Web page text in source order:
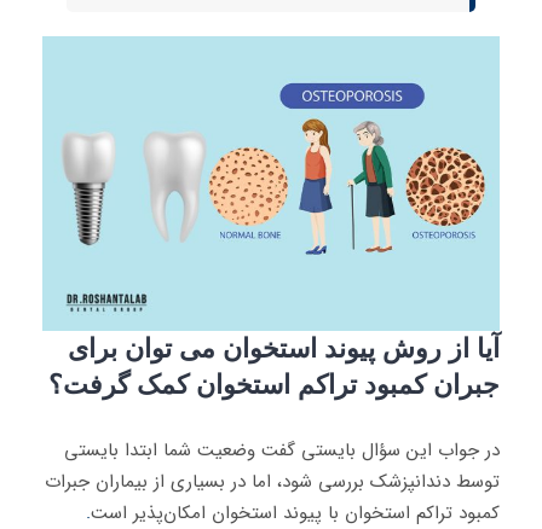
آیا از روش پیوند استخوان می توان برای
جبران کمبود تراکم استخوان کمک گرفت؟
در جواب این سؤال بایستی گفت وضعیت شما ابتدا بایستی
توسط دندانپزشک بررسی شود، اما در بسیاری از بیماران جبرات
کمبود تراکم استخوان با پیوند استخوان امکان‌پذیر است.